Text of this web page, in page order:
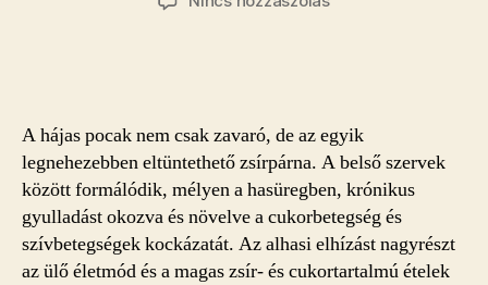
zsírpárnák
csökkentésére
bejegyzéshez
A hájas pocak nem csak zavaró, de az egyik
legnehezebben eltüntethető zsírpárna. A belső szervek
között formálódik, mélyen a hasüregben, krónikus
gyulladást okozva és növelve a cukorbetegség és
szívbetegségek kockázatát. Az alhasi elhízást nagyrészt
az ülő életmód és a magas zsír- és cukortartalmú ételek